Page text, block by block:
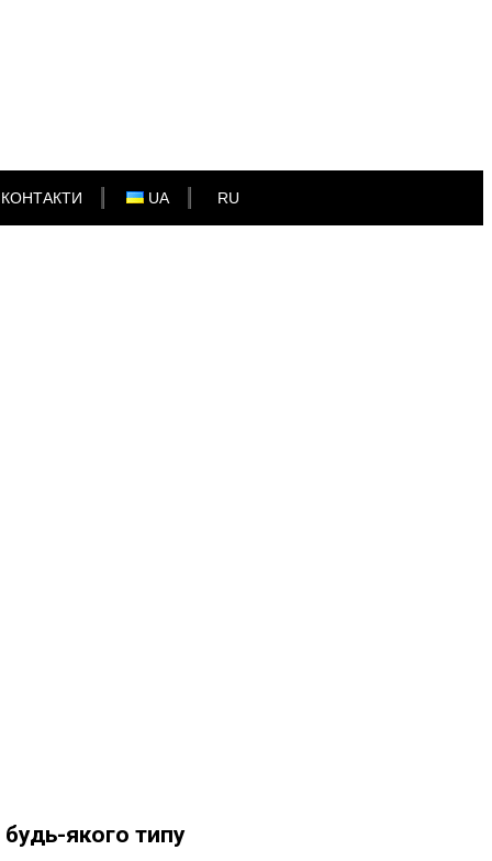
КОНТАКТИ UA RU
будь-якого типу